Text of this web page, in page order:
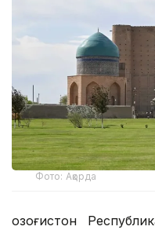
Фото: Ақорда
Қозоғистон